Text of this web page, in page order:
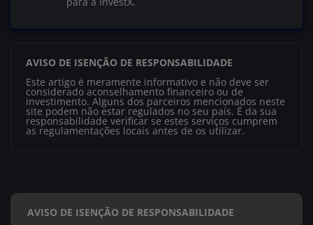
AVISO DE ISENÇÃO DE RESPONSABILIDADE
Este artigo é meramente informativo e não deve ser
considerado aconselhamento financeiro ou de
investimento. Alguns dos parceiros mencionados neste
site podem não estar regulados no seu país. É da sua
responsabilidade verificar se estes serviços cumprem
as regulamentações locais antes de os utilizar.
AVISO DE ISENÇÃO DE RESPONSABILIDADE